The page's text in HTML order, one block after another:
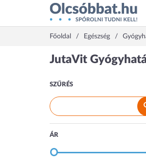
Főoldal Egészség
JutaVit
SZŰRÉS
ÁR